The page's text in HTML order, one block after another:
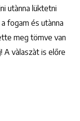
utànna lüktetni
fogam és utànna
meg tömve van
A vàlaszàt is előre